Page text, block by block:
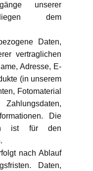
unserer
dem
Daten,
vertraglichen
Adresse, E-
(in unserem
Fotomaterial
Die
ist für den
nach Ablauf
Daten,